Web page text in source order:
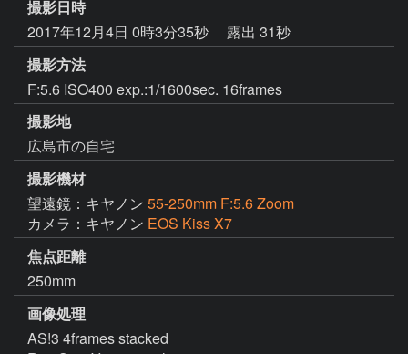
撮影日時
2017年12月4日 0時3分35秒
露出 31秒
撮影方法
F:5.6 ISO400 exp.:1/1600sec. 16frames
撮影地
広島市の自宅
撮影機材
望遠鏡：キヤノン 55-250mm F:5.6 Zoom
カメラ：キヤノン EOS Kiss X7
焦点距離
250mm
画像処理
AS!3 4frames stacked